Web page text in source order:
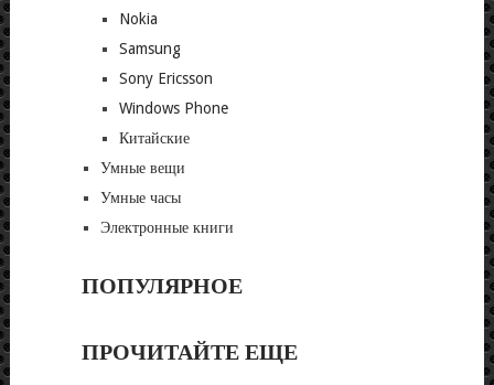
Nokia
Samsung
Sony Ericsson
Windows Phone
Китайские
Умные вещи
Умные часы
Электронные книги
ПОПУЛЯРНОЕ
ПРОЧИТАЙТЕ ЕЩЕ